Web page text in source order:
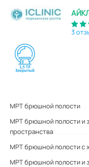
3
МРТ брюшной полости
МРТ брюшной полости и
пространства
МРТ брюшной полости с
МРТ брюшной полости и